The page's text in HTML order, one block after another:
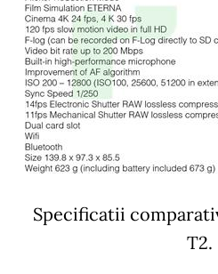
Specificatii
T2.